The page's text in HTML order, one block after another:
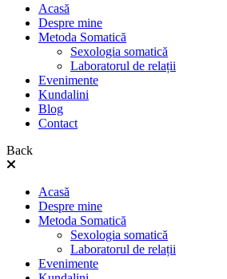
Acasă
Despre mine
Metoda Somatică
Sexologia somatică
Laboratorul de relații
Evenimente
Kundalini
Blog
Contact
Back
Acasă
Despre mine
Metoda Somatică
Sexologia somatică
Laboratorul de relații
Evenimente